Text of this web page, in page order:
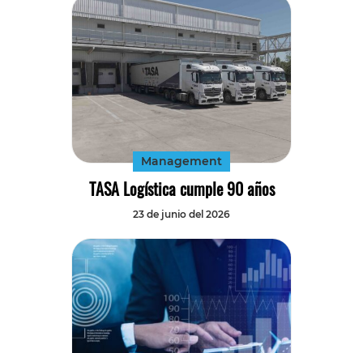
Management
TASA Logística cumple 90 años
23 de junio del 2026